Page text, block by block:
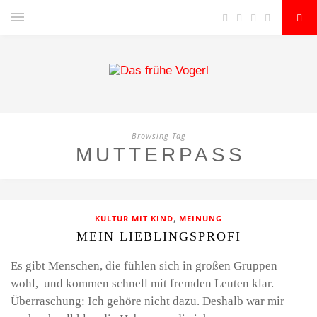
Browsing Tag
MUTTERPASS
KULTUR MIT KIND, MEINUNG
MEIN LIEBLINGSPROFI
Es gibt Menschen, die fühlen sich in großen Gruppen
wohl, und kommen schnell mit fremden Leuten klar.
Überraschung: Ich gehöre nicht dazu. Deshalb war mir